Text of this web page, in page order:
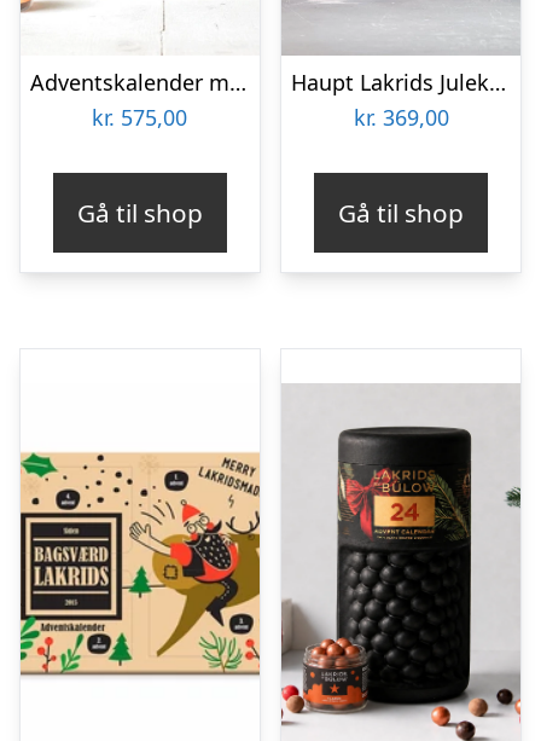
Adventskalender med danske luksuslækkerier
kr. 575,00
Gå til shop
Haupt Lakrids Julekalender
kr. 369,00
Gå til shop